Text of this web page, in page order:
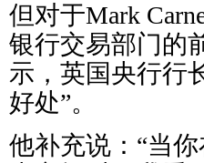
但对于Mark
银行交易部门的
示，英国央行行
好处”。
他补充说：“当